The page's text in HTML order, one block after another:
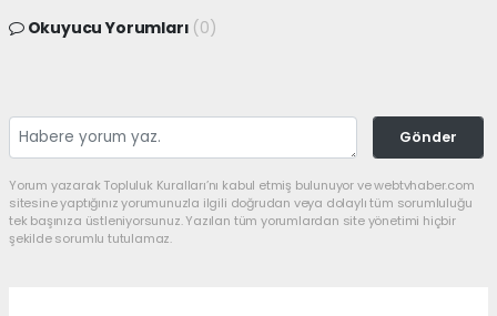
Okuyucu Yorumları (0)
Gönder
Yorum yazarak Topluluk Kuralları’nı kabul etmiş bulunuyor ve webtvhaber.com
sitesine yaptığınız yorumunuzla ilgili doğrudan veya dolaylı tüm sorumluluğu
tek başınıza üstleniyorsunuz. Yazılan tüm yorumlardan site yönetimi hiçbir
şekilde sorumlu tutulamaz.